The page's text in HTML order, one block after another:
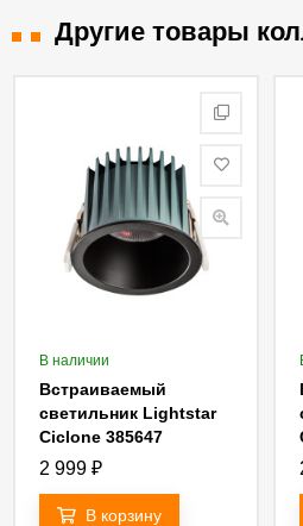
Другие товары
В наличии
Встраиваемый
светильник Lightstar
Ciclone 385647
2 999 ₽
В корзину